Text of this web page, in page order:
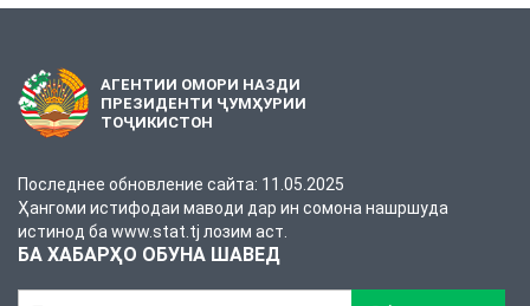
АГЕНТИИ ОМОРИ НАЗДИ
ПРЕЗИДЕНТИ ҶУМҲУРИИ
ТОҶИКИСТОН
Последнее обновление сайта: 11.05.2025
Ҳангоми истифодаи маводи дар ин сомона нашршуда
истинод ба www.stat.tj лозим аст.
БА ХАБАРҲО ОБУНА ШАВЕД